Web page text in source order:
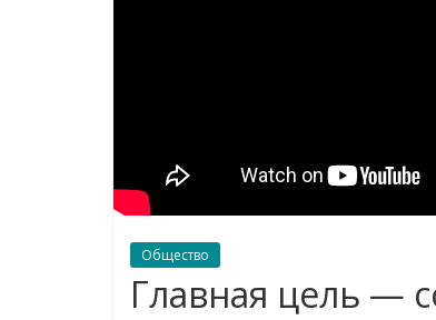
Общество
Главная цель —